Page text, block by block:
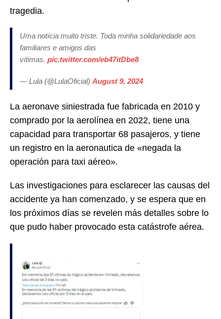
tragedia.
Uma notícia muito triste. Toda minha solidariedade aos
familiares e amigos das
vítimas. pic.twitter.com/eb47itDbe8
— Lula (@LulaOficial) August 9, 2024
La aeronave siniestrada fue fabricada en 2010 y
comprado por la aerolínea en 2022, tiene una
capacidad para transportar 68 pasajeros, y tiene
un registro en la aeronautica de «negada la
operación para taxi aéreo».
Las investigaciones para esclarecer las causas del
accidente ya han comenzado, y se espera que en
los próximos días se revelen más detalles sobre lo
que pudo haber provocado esta catástrofe aérea.